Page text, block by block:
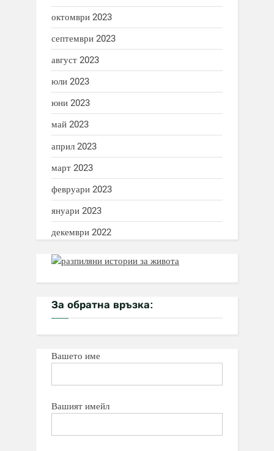
октомври 2023
септември 2023
август 2023
юли 2023
юни 2023
май 2023
април 2023
март 2023
февруари 2023
януари 2023
декември 2022
За обратна връзка:
Вашето име
Вашият имейл